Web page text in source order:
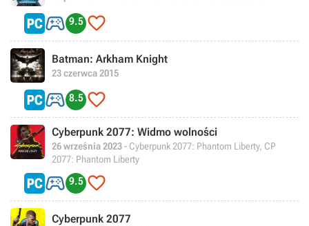
 9.5 
Batman: Arkham Knight
23 czerwca 2015
 8.5 
Cyberpunk 2077: Widmo wolności
26 września 2023- Cyberpunk 2077: Phantom Liberty, CP
2077: Phantom Liberty
 9.5 
Cyberpunk 2077